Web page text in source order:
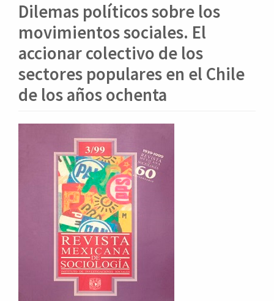
C
o
n
t
e
n
i
o
Dilemas políticos sobre los
movimientos sociales. El
accionar colectivo de los
sectores populares en el Chile
de los años ochenta
lateral
artículo